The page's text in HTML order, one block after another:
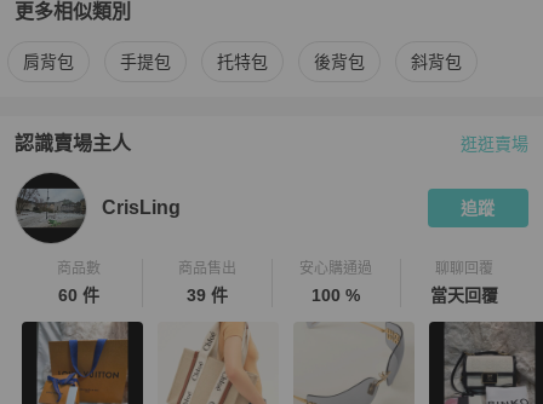
更多相似類別
更多PINKO 女包相似商品推薦
肩背包 手提包 托特包 後背包 斜背包
認識賣場主人
PopChill 拍拍圈嚴選賣家
逛逛賣場
CrisLing 追蹤
商品數
60 件
商品售出
39 件
安心購通過
100 %
聊聊回覆
當天回覆